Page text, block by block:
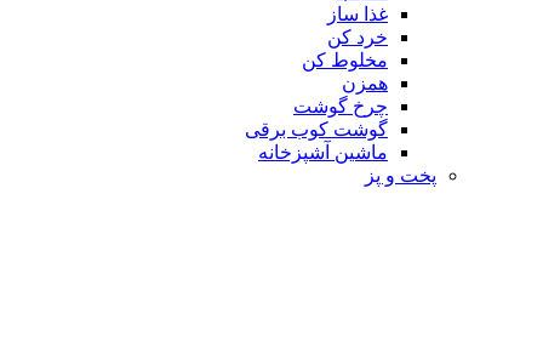
غذا ساز
خرد کن
مخلوط کن
همزن
چرخ گوشت
گوشت کوب برقی
ماشین آشپزخانه
پخت و پز